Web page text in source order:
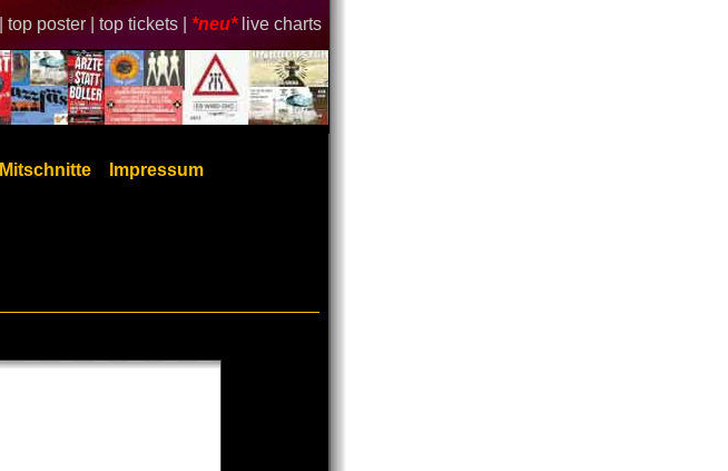
top poster | top tickets | *neu* live charts
Mitschnitte Impressum